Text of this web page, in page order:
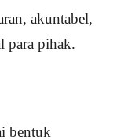
akuntabel,
para pihak.
bentuk